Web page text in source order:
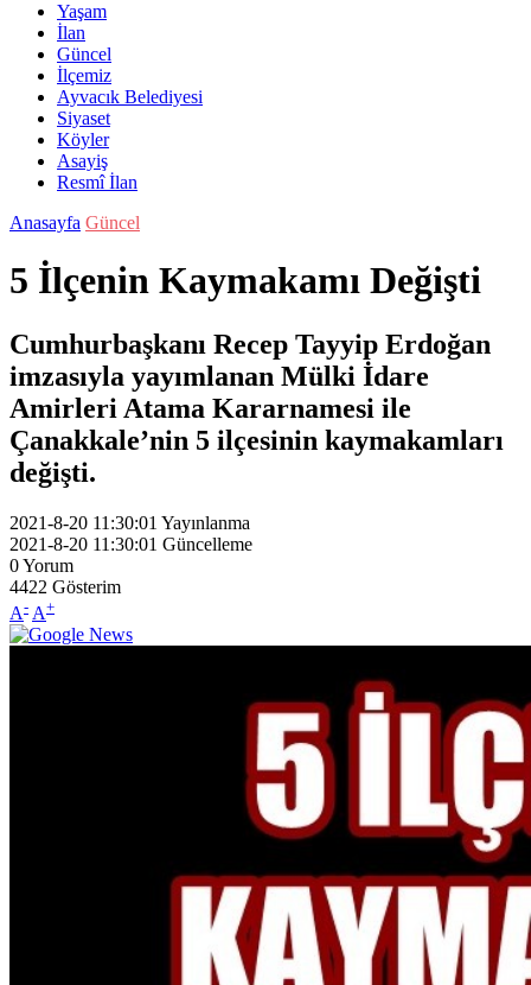
Yaşam
İlan
Güncel
İlçemiz
Ayvacık Belediyesi
Siyaset
Köyler
Asayiş
Resmî İlan
Anasayfa Güncel
5 İlçenin Kaymakamı Değişti
Cumhurbaşkanı Recep Tayyip Erdoğan
imzasıyla yayımlanan Mülki İdare
Amirleri Atama Kararnamesi ile
Çanakkale’nin 5 ilçesinin kaymakamları
değişti.
2021-8-20 11:30:01 Yayınlanma
2021-8-20 11:30:01 Güncelleme
0Yorum
4422 Gösterim
A- A+